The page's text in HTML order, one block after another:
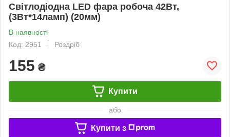
Світлодіодна LED фара робоча 42Вт,
(3Вт*14ламп) (20мм)
В наявності
Код: 2951
Роздріб
155 ₴
Купити
або
Купити з